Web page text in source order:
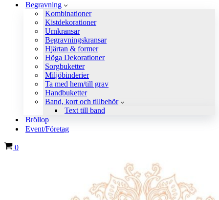
Begravning
Kombinationer
Kistdekorationer
Urnkransar
Begravningskransar
Hjärtan & former
Höga Dekorationer
Sorgbuketter
Miljöbinderier
Ta med hem/till grav
Handbuketter
Band, kort och tillbehör
Text till band
Bröllop
Event/Företag
Varukorg
0